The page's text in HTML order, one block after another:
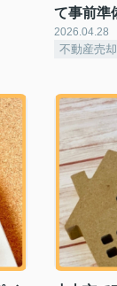
て事前準
2026.04.28
不動産売却